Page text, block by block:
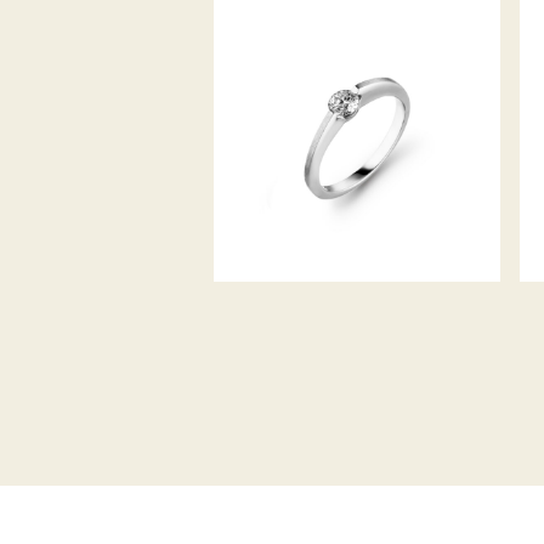
DIAMANTRING LIBERTÉ